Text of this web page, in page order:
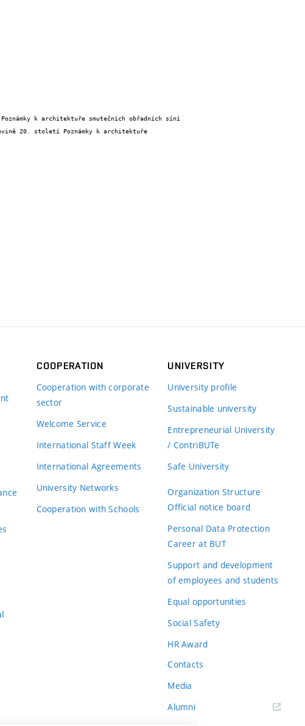
20. století Poznámky k architektuře
COOPERATION
Cooperation with corporate
sector
Welcome Service
International Staff Week
International Agreements
University Networks
Cooperation with Schools
UNIVERSITY
University profile
Sustainable university
Entrepreneurial University
/ ContriBUTe
Safe University
Organization Structure
Official notice board
Personal Data Protection
Career at BUT
Support and development
of employees and students
Equal opportunities
Social Safety
HR Award
Contacts
Media
Alumni